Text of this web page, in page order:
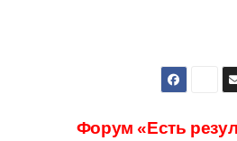
Форум «Есть